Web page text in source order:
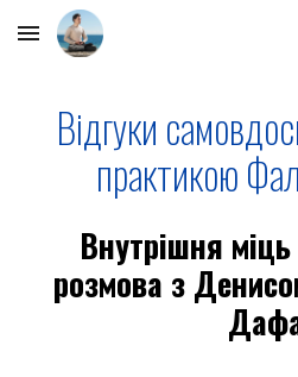
Skip to main content
Відгуки
практикою
Внутрішня
розмова з